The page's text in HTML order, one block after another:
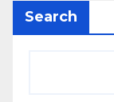
Search